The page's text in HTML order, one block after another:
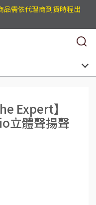
品需依代理商到貨時程出
Expert】
立體聲揚聲